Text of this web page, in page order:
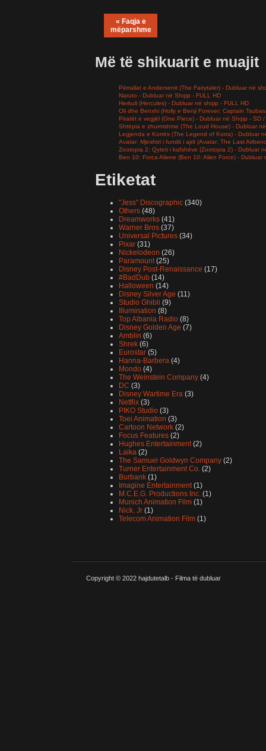
« Faqja e
mëparshme
Më të shikuarit e muajit
Përrallat e Andersenit (The Fairytaler) - Dubluar në
Naruto - Dubluar në Shqip - FULL HD
Herkuli (Hercules) - Dubluar në shqip - FULL HD
Oli dhe Benxhi (Holly e Benji Forever; Captain
Piratët e vegjël (One Piece) - Dubluar në Shqip - SD /
Shtëpia e zhurmshme (The Loud House) - Dubluar
Legjenda e Korrës (The Legend of Korra) - Dubluar
Avatar: Mjeshtri i fundit i ajrit (Avatar: The Last
Zootopia 2: Qyteti i kafshëve (Zootopia 2) - Dubluar
Ben 10: Forca Aliene (Ben 10: Alien Force) - Dubluar
Etiketat
"Jess" Discographic (340)
Others (48)
Dreamworks (41)
Warner Bros (37)
Universal Pictures (34)
Pixar (31)
Nickelodeon (26)
Paramount (25)
Disney Post-Renaissance (17)
#BadDub (14)
Halloween (14)
Disney Silver Age (11)
Studio Ghibli (9)
Illumination (8)
Top Albania Radio (8)
Disney Golden Age (7)
Amblin (6)
Shrek (6)
Eurostar (5)
Hanna-Barbera (4)
Mondo (4)
The Weinstein Company (4)
DC (3)
Disney Wartime Era (3)
Netflix (3)
PIKO Studio (3)
Toei Animation (3)
Cartoon Network (2)
Focus Features (2)
Hughes Entertainment (2)
Laika (2)
The Samuel Goldwyn Company (2)
Turner Entertainment Co. (2)
Burbank (1)
Imagine Entertainment (1)
M.C.E.G. Productions Inc. (1)
Munich Animation Film (1)
Nick. Jr (1)
Telecom Animation Film (1)
Copyright © 2022 hajdutetalb - Filma të dubluar